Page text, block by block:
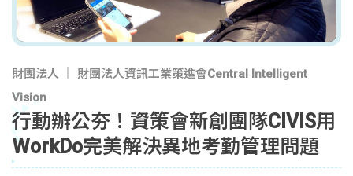
財團法人
財團法人資訊工業策進會Central Intelligent
Vision
行動辦公夯！資策會新創團隊CIVIS用
WorkDo完美解決異地考勤管理問題